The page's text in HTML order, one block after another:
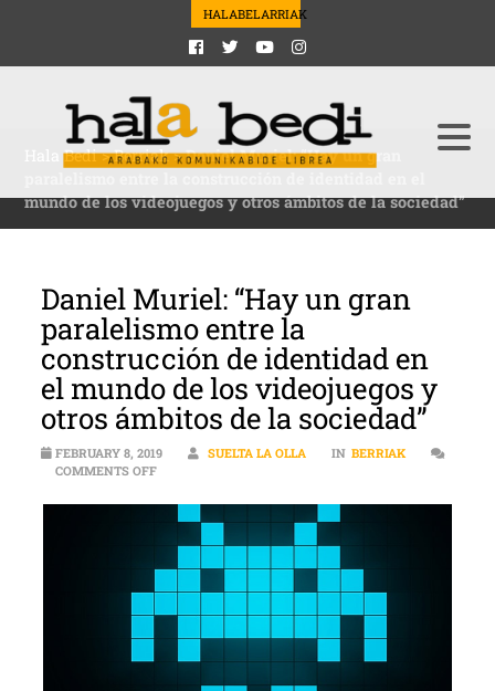
HALABELARRIAK
Hala Bedi>Berriak>Daniel Muriel: “Hay un gran
mundo de los videojuegos y otros ámbitos de la sociedad”
Daniel Muriel: “Hay un gran
paralelismo entre la
construcción de identidad en
el mundo de los videojuegos y
otros ámbitos de la sociedad”
FEBRUARY 8, 2019 SUELTA LA OLLA IN BERRIAK
COMMENTS OFFON DANIEL MURIEL: “HAY UN GRAN PARALELISMO